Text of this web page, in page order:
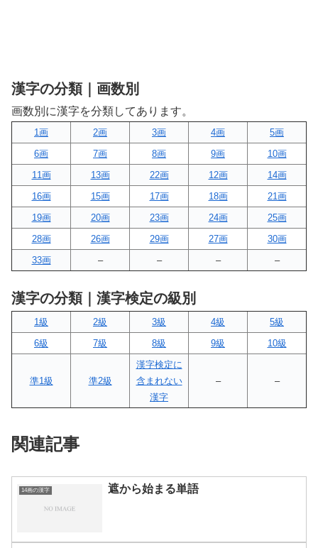
漢字の分類｜画数別
画数別に漢字を分類してあります。
1画 2画 3画 4画
5画
6画
7画 8画 9画
10画
11画
13画 22画 12画
14画
16画
15画 17画 18画
21画
19画
20画 23画 24画
25画
28画
26画 29画 27画
30画
33画
– – – –
漢字の分類｜漢字検定の級別
1級 2級 3級 4級
5級
6級
7級 8級 9級 10級
準1級 準2級
漢字検定に
含まれない
漢字
– –
関連記事
14画の漢字 遮から始まる単語